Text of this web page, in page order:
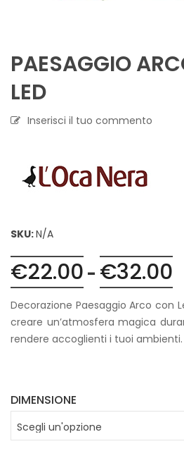
PAESAGGIO
LED
Inserisci il tuo commento
SKU:N/A
€22.00 - €32.00
di
Decorazione Paesaggio Arco con
creare un’atmosfera magica
rendere accoglienti i tuoi ambienti.
DIMENSIONE